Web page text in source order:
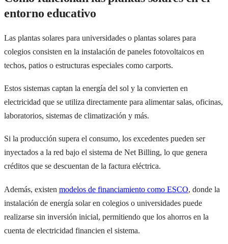
entorno educativo
Las plantas solares para universidades o plantas solares para
colegios consisten en la instalación de paneles fotovoltaicos en
techos, patios o estructuras especiales como carports.
Estos sistemas captan la energía del sol y la convierten en
electricidad que se utiliza directamente para alimentar salas, oficinas,
laboratorios, sistemas de climatización y más.
Si la producción supera el consumo, los excedentes pueden ser
inyectados a la red bajo el sistema de Net Billing, lo que genera
créditos que se descuentan de la factura eléctrica.
Además, existen modelos de financiamiento como ESCO, donde la
instalación de energía solar en colegios o universidades puede
realizarse sin inversión inicial, permitiendo que los ahorros en la
cuenta de electricidad financien el sistema.